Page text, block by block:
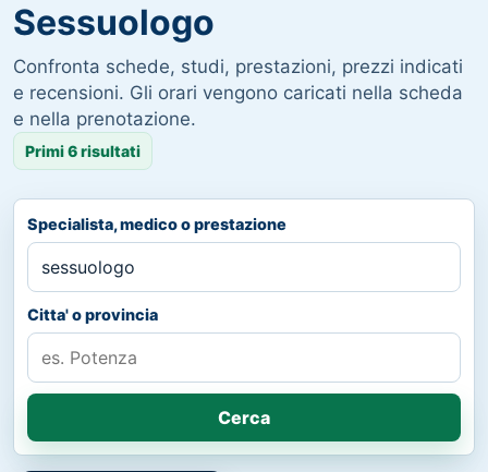
Sessuologo
Confronta schede, studi, prestazioni, prezzi indicati
e recensioni. Gli orari vengono caricati nella scheda
e nella prenotazione.
Primi 6 risultati
Specialista, medico o prestazione
Citta' o provincia
Cerca